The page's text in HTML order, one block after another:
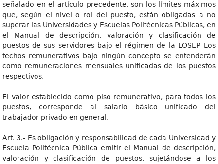
señalado en el artículo precedente, son los límites máximos
que, según el nivel o rol del puesto, están obligadas a no
superar las Universidades y Escuelas Politécnicas Públicas, en
el Manual de descripción, valoración y clasificación de
puestos de sus servidores bajo el régimen de la LOSEP. Los
techos remunerativos bajo ningún concepto se entenderán
como remuneraciones mensuales unificadas de los puestos
respectivos.
El valor establecido como piso remunerativo, para todos los
puestos, corresponde al salario básico unificado del
trabajador privado en general.
Art. 3.- Es obligación y responsabilidad de cada Universidad y
Escuela Politécnica Pública emitir el Manual de descripción,
valoración y clasificación de puestos, sujetándose a los